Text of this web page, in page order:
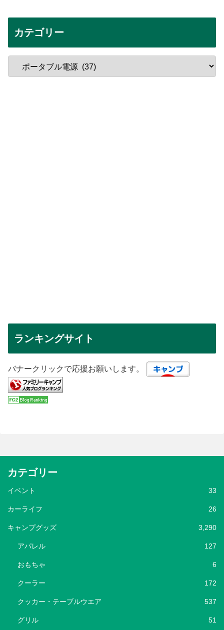
カテゴリー
ランキングサイト
バナークリックで応援お願いします。
カテゴリー
イベント 33
カーライフ 26
キャンプグッズ 3,290
アパレル 127
おもちゃ 6
クーラー 172
クッカー・テーブルウエア 537
グリル 51